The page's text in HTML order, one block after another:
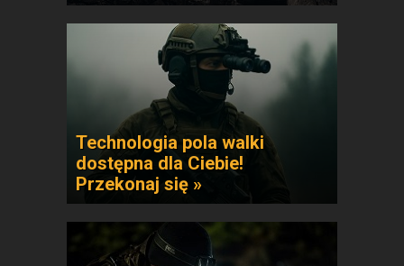
Technologia pola walki
dostępna dla Ciebie!
Przekonaj się »